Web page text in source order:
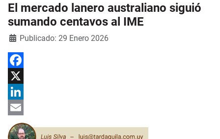
El mercado lanero australiano siguió
sumando centavos al IME
Detalles
Publicado: 29 Enero 2026
Facebook
X
LinkedIn
Email